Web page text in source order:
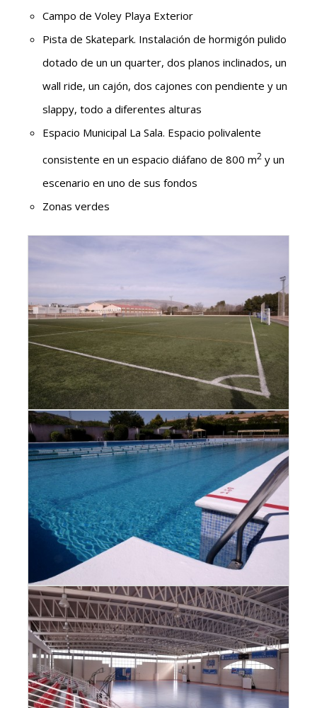
Campo de Voley Playa Exterior
Pista de Skatepark. Instalación de hormigón pulido
dotado de un un quarter, dos planos inclinados, un
wall ride, un cajón, dos cajones con pendiente y un
slappy, todo a diferentes alturas
Espacio Municipal La Sala. Espacio polivalente
consistente en un espacio diáfano de 800 m2 y un
escenario en uno de sus fondos
Zonas verdes